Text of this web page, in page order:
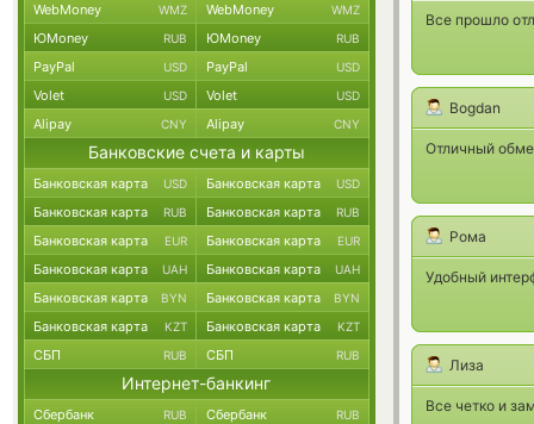
Все прошло
Bogdan
Отличный
Рома
Удобный
Лиза
Все четко и
WebMoney WMZ WebMoney WMZ
ЮMoney RUB ЮMoney RUB
PayPal USD PayPal USD
Volet USD Volet USD
Alipay CNY Alipay CNY
Банковские счета и карты
Банковская карта USD Банковская карта USD
Банковская карта RUB Банковская карта RUB
Банковская карта EUR Банковская карта EUR
Банковская карта UAH Банковская карта UAH
Банковская карта BYN Банковская карта BYN
Банковская карта KZT Банковская карта KZT
СБП RUB СБП RUB
Интернет-банкинг
Сбербанк RUB Сбербанк RUB